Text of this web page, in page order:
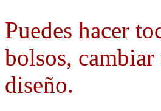
Puedes hacer
bolsos,
diseño.